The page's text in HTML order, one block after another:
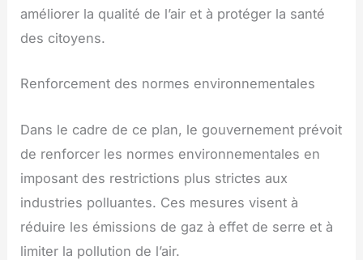
améliorer la qualité de l’air et à protéger la santé
des citoyens.
Renforcement des normes environnementales
Dans le cadre de ce plan, le gouvernement prévoit
de renforcer les normes environnementales en
imposant des restrictions plus strictes aux
industries polluantes. Ces mesures visent à
réduire les émissions de gaz à effet de serre et à
limiter la pollution de l’air.